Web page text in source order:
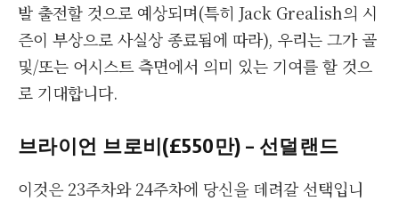
발 출전할 것으로 예상되며(특히 Jack Grealish의 시
즌이 부상으로 사실상 종료됨에 따라), 우리는 그가 골
및/또는 어시스트 측면에서 의미 있는 기여를 할 것으
로 기대합니다.
브라이언 브로비(£550만) – 선덜랜드
이것은 23주차와 24주차에 당신을 데려갈 선택입니